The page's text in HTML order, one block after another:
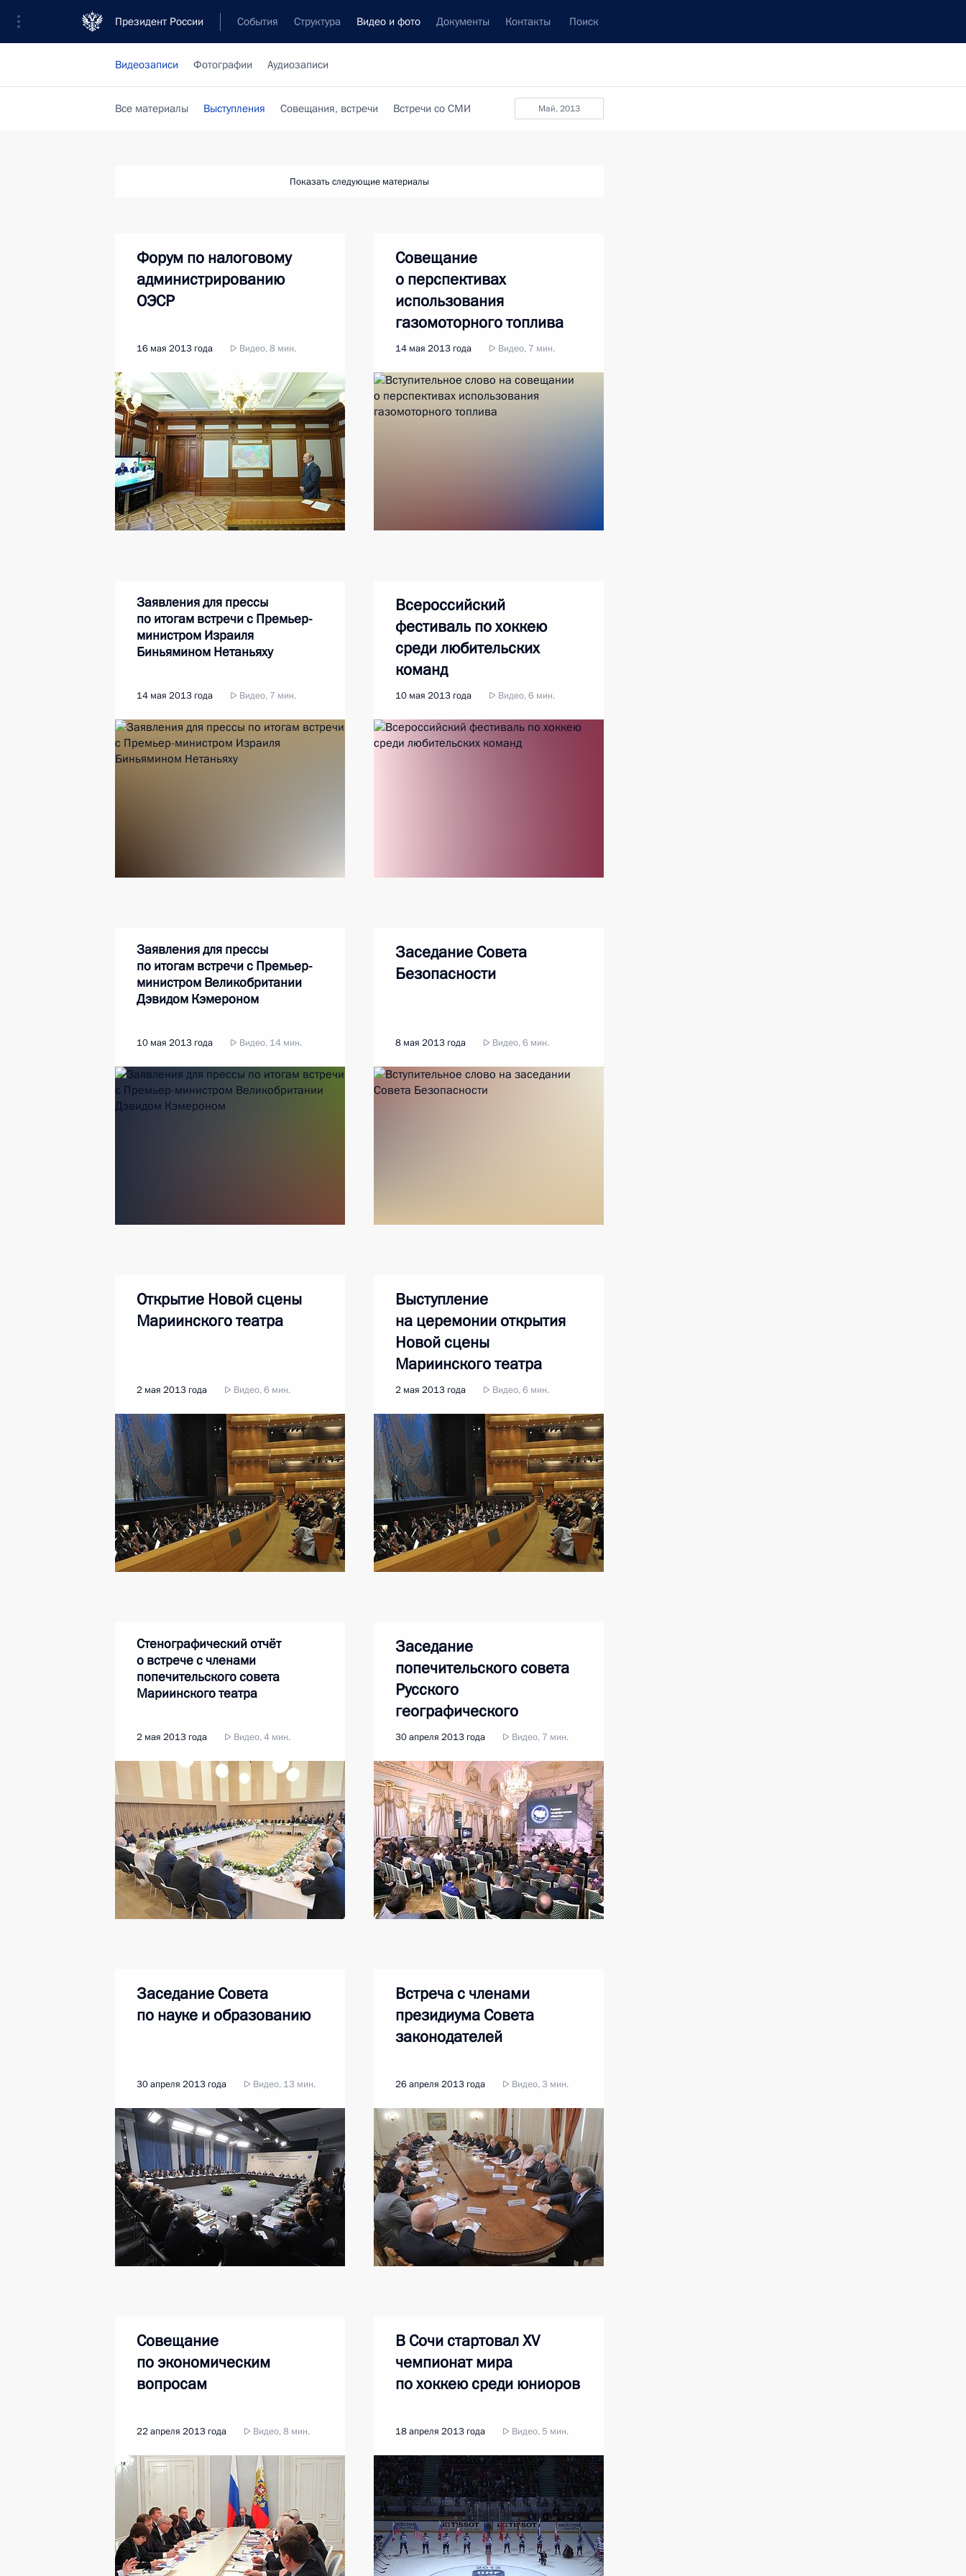
Президент России События Структура Видео и фото Документы Контакты Поиск
Видеозаписи Фотографии Аудиозаписи
май, 2013
Все материалы Выступления Совещания, встречи Встречи со СМИ
Показать следующие материалы
Форум по налоговому
администрированию
ОЭСР
16 мая 2013 года Видео, 8 мин.
Совещание
о перспективах
использования
газомоторного топлива
14 мая 2013 года Видео, 7 мин.
Заявления для прессы
по итогам встречи с Премьер-
министром Израиля
Биньямином Нетаньяху
14 мая 2013 года Видео, 7 мин.
Всероссийский
фестиваль по хоккею
среди любительских
команд
10 мая 2013 года Видео, 6 мин.
Заявления для прессы
по итогам встречи с Премьер-
министром Великобритании
Дэвидом Кэмероном
10 мая 2013 года Видео, 14 мин.
Заседание Совета
Безопасности
8 мая 2013 года Видео, 6 мин.
Открытие Новой сцены
Мариинского театра
2 мая 2013 года Видео, 6 мин.
Выступление
на церемонии открытия
Новой сцены
Мариинского театра
2 мая 2013 года Видео, 6 мин.
Стенографический отчёт
о встрече с членами
попечительского совета
Мариинского театра
2 мая 2013 года Видео, 4 мин.
Заседание
попечительского совета
Русского
географического
общества
30 апреля 2013 года Видео, 7 мин.
Заседание Совета
по науке и образованию
30 апреля 2013 года Видео, 13 мин.
Встреча с членами
президиума Совета
законодателей
26 апреля 2013 года Видео, 3 мин.
Совещание
по экономическим
вопросам
22 апреля 2013 года Видео, 8 мин.
В Сочи стартовал XV
чемпионат мира
по хоккею среди юниоров
18 апреля 2013 года Видео, 5 мин.